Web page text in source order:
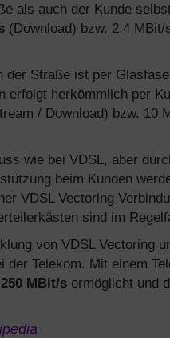
als auch der Kunde
(Download) bzw. 2,4
der Straße ist per
erfolgt herkömmlich per
/ Download) bzw. 10
wie bei VDSL, aber
beim Kunden
VDSL Vectoring
sind im
von VDSL Vectoring
Telekom. Mit einem
MBit/s ermöglicht und